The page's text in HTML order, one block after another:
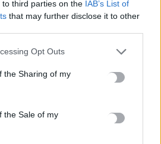
third parties on the IAB’s List of
that may further disclose it to other
Opt Outs
the Sharing of my
the Sale of my
εκτελέστηκε σε ζωντανή μετάδοση
μαχητών ο Βλαδίμηρος
και αυτά «ημέρεψαν» – Το viral